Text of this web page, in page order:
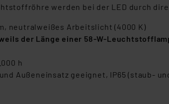
werden bei der LED durch
neutralweißes Arbeitslicht (4000 K)
der Länge einer 58-W-
h
Außeneinsatz geeignet, IP65 (staub-